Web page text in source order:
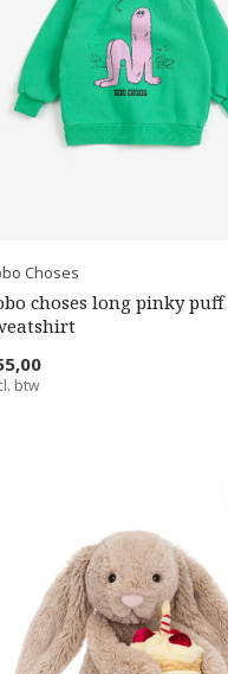
Choses
choses long pinky puff
btw